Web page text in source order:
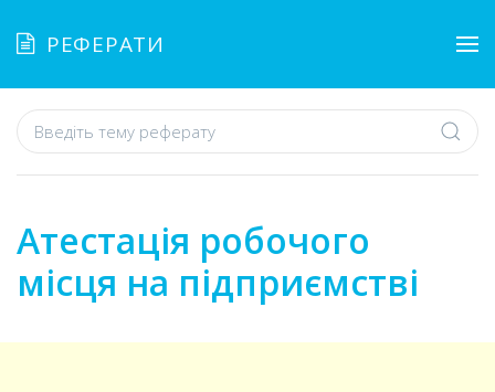
РЕФЕРАТИ
Атестація робочого
місця на підприємстві